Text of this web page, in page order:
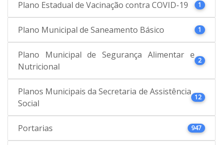
Plano Estadual de Vacinação contra COVID-19 1
Plano Municipal de Saneamento Básico 1
Plano Municipal de Segurança Alimentar e
Nutricional
2
Planos Municipais da Secretaria de Assistência
Social
12
Portarias 947